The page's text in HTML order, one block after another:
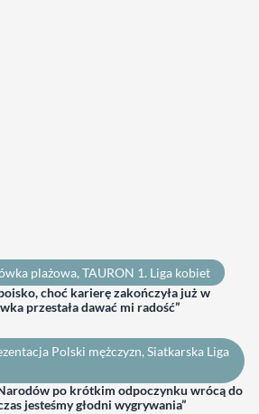
plażowa, TAURON 1. Liga kobiet
choć karierę zakończyła już w
przestała dawać mi radość”
Polski mężczyzn, Siatkarska Liga
po krótkim odpoczynku wrócą do
jesteśmy głodni wygrywania”